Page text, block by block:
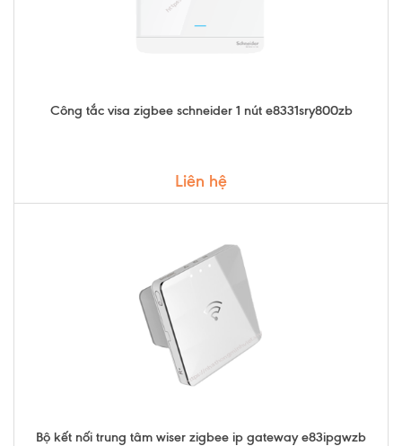
Công tắc visa zigbee schneider 1 nút e8331sry800zb
Liên hệ
Bộ kết nối trung tâm wiser zigbee ip gateway e83ipgwzb